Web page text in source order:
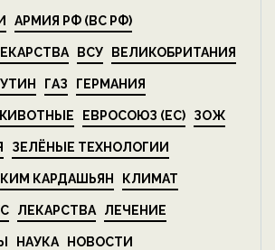
АРМИЯ РФ (ВС РФ)
ВСУ ВЕЛИКОБРИТАНИЯ
ГАЗ ГЕРМАНИЯ
ЕВРОСОЮЗ (ЕС) ЗОЖ
ЗЕЛЁНЫЕ ТЕХНОЛОГИИ
КИМ КАРДАШЬЯН КЛИМАТ
ЛЕКАРСТВА ЛЕЧЕНИЕ
НАУКА НОВОСТИ